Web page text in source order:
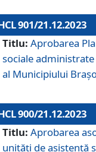
901/21.12.2023
Titlu: Aprobarea
sociale
al Municipiului
900/21.12.2023
Titlu: Aprobarea
unități de asistenţă